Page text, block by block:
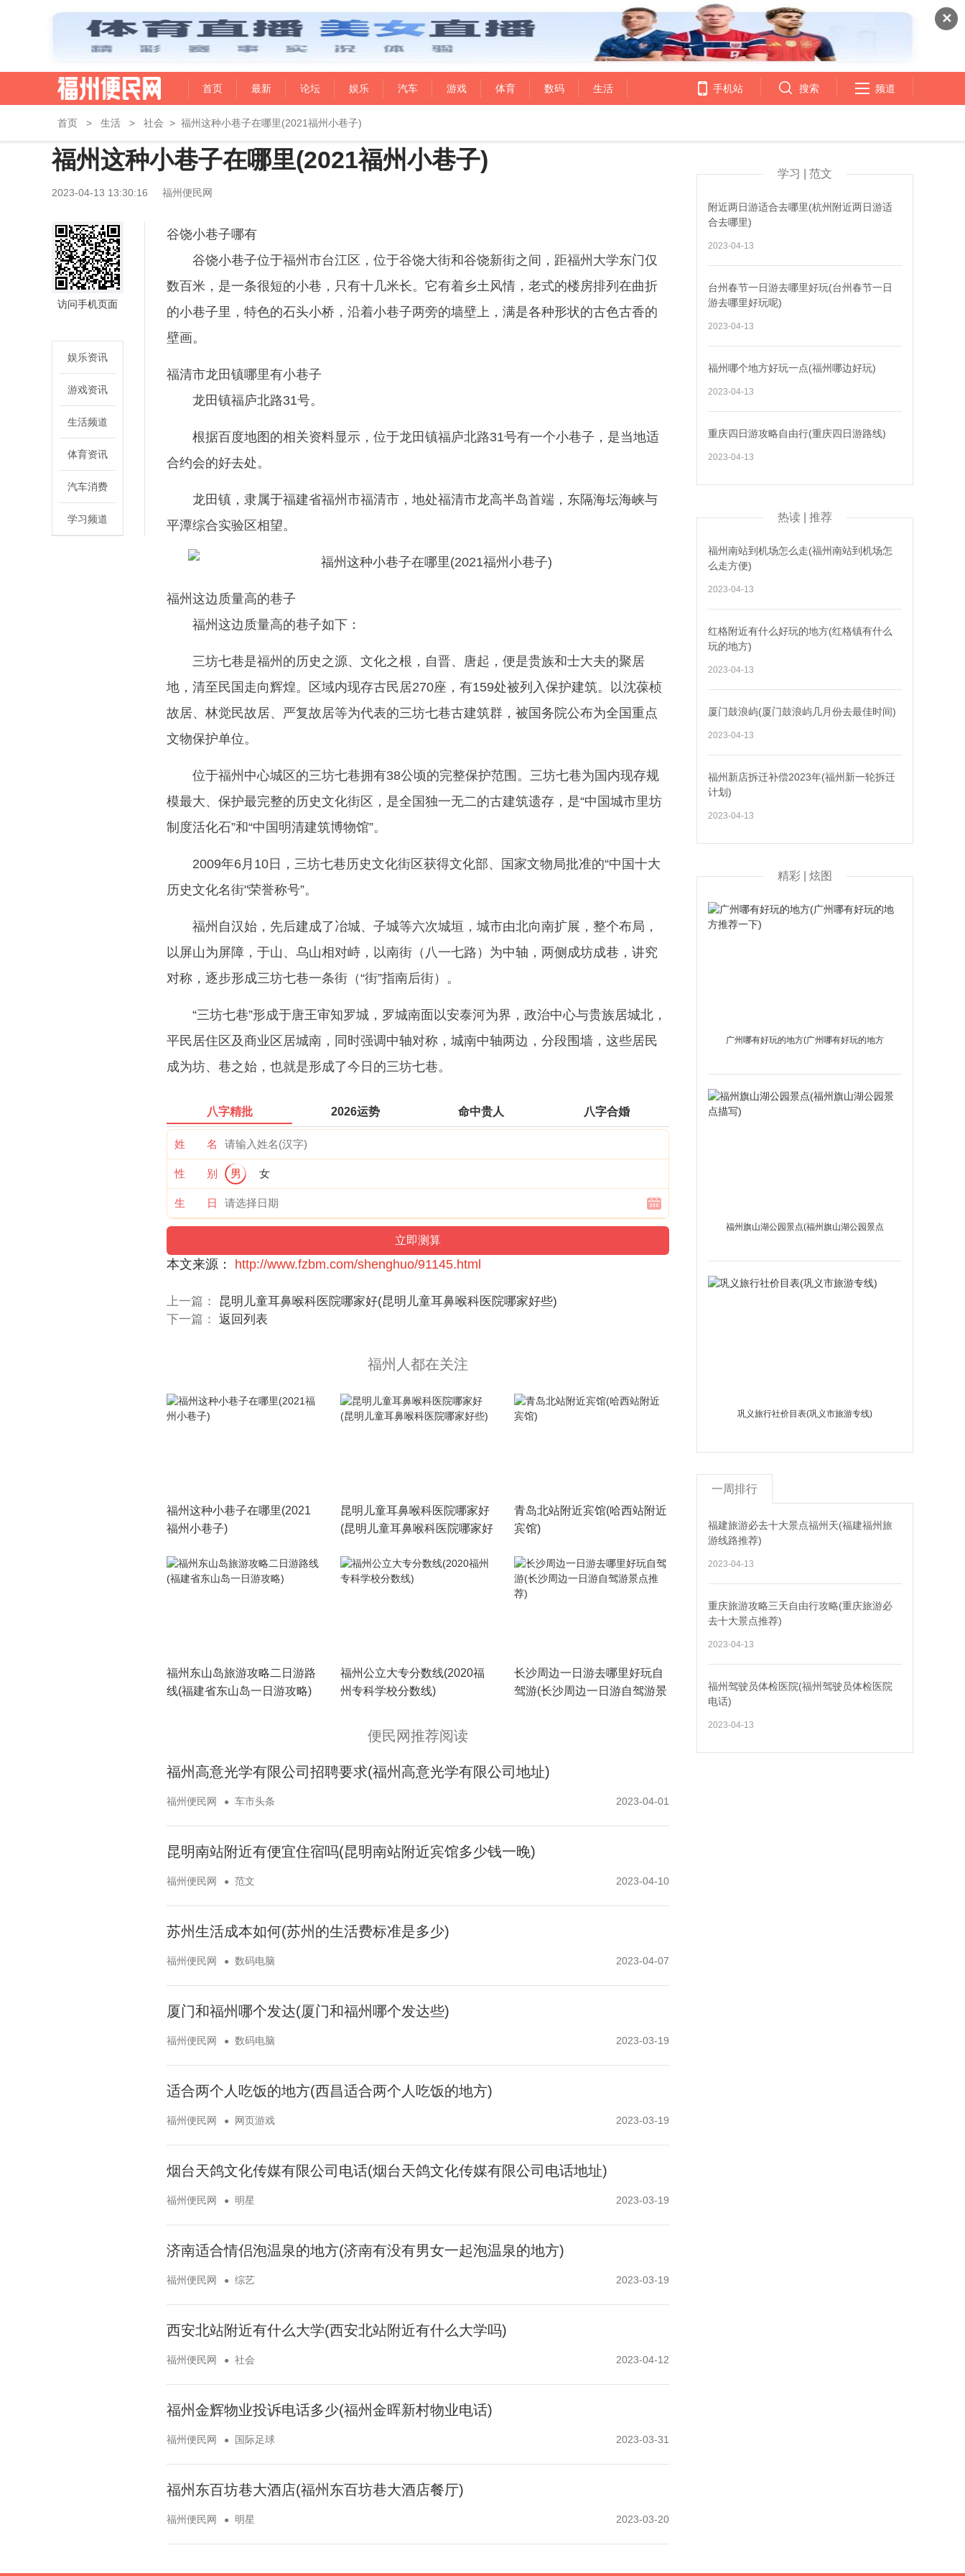
✕
首页 最新 论坛 娱乐 汽车 游戏 体育 数码 生活 手机站 搜索 频道
首页 > 生活 > 社会 > 福州这种小巷子在哪里(2021福州小巷子)
福州这种小巷子在哪里(2021福州小巷子)
2023-04-13 13:30:16 福州便民网
访问手机页面
娱乐资讯
游戏资讯
生活频道
体育资讯
汽车消费
学习频道
谷饶小巷子哪有
谷饶小巷子位于福州市台江区，位于谷饶大街和谷饶新街之间，距福州大学东门仅
数百米，是一条很短的小巷，只有十几米长。它有着乡土风情，老式的楼房排列在曲折
的小巷子里，特色的石头小桥，沿着小巷子两旁的墙壁上，满是各种形状的古色古香的
壁画。
福清市龙田镇哪里有小巷子
龙田镇福庐北路31号。
根据百度地图的相关资料显示，位于龙田镇福庐北路31号有一个小巷子，是当地适
合约会的好去处。
龙田镇，隶属于福建省福州市福清市，地处福清市龙高半岛首端，东隔海坛海峡与
平潭综合实验区相望。
福州这边质量高的巷子
福州这边质量高的巷子如下：
三坊七巷是福州的历史之源、文化之根，自晋、唐起，便是贵族和士大夫的聚居
地，清至民国走向辉煌。区域内现存古民居270座，有159处被列入保护建筑。以沈葆桢
故居、林觉民故居、严复故居等为代表的三坊七巷古建筑群，被国务院公布为全国重点
文物保护单位。
位于福州中心城区的三坊七巷拥有38公顷的完整保护范围。三坊七巷为国内现存规
模最大、保护最完整的历史文化街区，是全国独一无二的古建筑遗存，是“中国城市里坊
制度活化石”和“中国明清建筑博物馆”。
2009年6月10日，三坊七巷历史文化街区获得文化部、国家文物局批准的“中国十大
历史文化名街"荣誉称号”。
福州自汉始，先后建成了冶城、子城等六次城垣，城市由北向南扩展，整个布局，
以屏山为屏障，于山、乌山相对峙，以南街（八一七路）为中轴，两侧成坊成巷，讲究
对称，逐步形成三坊七巷一条街（“街”指南后街）。
“三坊七巷”形成于唐王审知罗城，罗城南面以安泰河为界，政治中心与贵族居城北，
平民居住区及商业区居城南，同时强调中轴对称，城南中轴两边，分段围墙，这些居民
成为坊、巷之始，也就是形成了今日的三坊七巷。
八字精批 2026运势 命中贵人 八字合婚
姓 名
性 别 男 女
生 日
本文来源： http://www.fzbm.com/shenghuo/91145.html
上一篇：
昆明儿童耳鼻喉科医院哪家好(昆明儿童耳鼻喉科医院哪家好些)
下一篇： 返回列表
福州人都在关注
福州这种小巷子在哪里(2021
福州小巷子)
昆明儿童耳鼻喉科医院哪家好
(昆明儿童耳鼻喉科医院哪家好
青岛北站附近宾馆(哈西站附近
宾馆)
福州东山岛旅游攻略二日游路
线(福建省东山岛一日游攻略)
福州公立大专分数线(2020福
州专科学校分数线)
长沙周边一日游去哪里好玩自
驾游(长沙周边一日游自驾游景
便民网推荐阅读
福州高意光学有限公司招聘要求(福州高意光学有限公司地址)
福州便民网 车市头条 2023-04-01
昆明南站附近有便宜住宿吗(昆明南站附近宾馆多少钱一晚)
福州便民网 范文 2023-04-10
苏州生活成本如何(苏州的生活费标准是多少)
福州便民网 数码电脑 2023-04-07
厦门和福州哪个发达(厦门和福州哪个发达些)
福州便民网 数码电脑 2023-03-19
适合两个人吃饭的地方(西昌适合两个人吃饭的地方)
福州便民网 网页游戏 2023-03-19
烟台天鸽文化传媒有限公司电话(烟台天鸽文化传媒有限公司电话地址)
福州便民网 明星 2023-03-19
济南适合情侣泡温泉的地方(济南有没有男女一起泡温泉的地方)
福州便民网 综艺 2023-03-19
西安北站附近有什么大学(西安北站附近有什么大学吗)
福州便民网 社会 2023-04-12
福州金辉物业投诉电话多少(福州金晖新村物业电话)
福州便民网 国际足球 2023-03-31
福州东百坊巷大酒店(福州东百坊巷大酒店餐厅)
福州便民网 明星 2023-03-20
学习 | 范文
附近两日游适合去哪里(杭州附近两日游适
合去哪里)
2023-04-13
台州春节一日游去哪里好玩(台州春节一日
游去哪里好玩呢)
2023-04-13
福州哪个地方好玩一点(福州哪边好玩)
2023-04-13
重庆四日游攻略自由行(重庆四日游路线)
2023-04-13
热读 | 推荐
福州南站到机场怎么走(福州南站到机场怎
么走方便)
2023-04-13
红格附近有什么好玩的地方(红格镇有什么
玩的地方)
2023-04-13
厦门鼓浪屿(厦门鼓浪屿几月份去最佳时间)
2023-04-13
福州新店拆迁补偿2023年(福州新一轮拆迁
计划)
2023-04-13
精彩 | 炫图
广州哪有好玩的地方(广州哪有好玩的地方
福州旗山湖公园景点(福州旗山湖公园景点
巩义旅行社价目表(巩义市旅游专线)
一周排行
福建旅游必去十大景点福州天(福建福州旅
游线路推荐)
2023-04-13
重庆旅游攻略三天自由行攻略(重庆旅游必
去十大景点推荐)
2023-04-13
福州驾驶员体检医院(福州驾驶员体检医院
电话)
2023-04-13